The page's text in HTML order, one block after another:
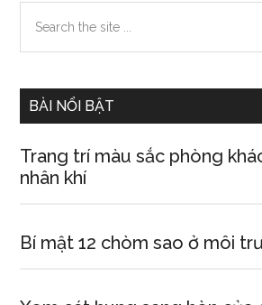
Primary
Sidebar
the
BÀI NỔI BẬT
Trang trí màu sắc phòng
nhân khí
Bí mật 12 chòm sao ở môi